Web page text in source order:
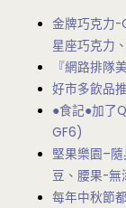
金牌巧克力-
星座巧克力
『網路排隊
好市多飲品
●食記●加了
GF6)
堅果樂園–
豆、腰果-無
每年中秋節